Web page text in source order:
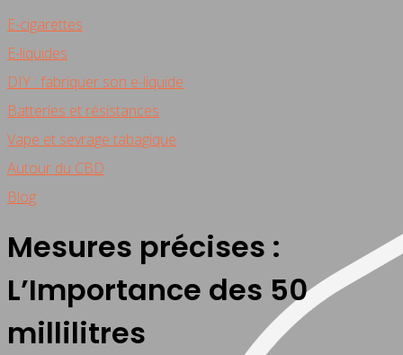
E-cigarettes
E-liquides
DIY : fabriquer son e-liquide
Batteries et résistances
Vape et sevrage tabagique
Autour du CBD
Blog
Mesures précises :
L’Importance des 50
millilitres